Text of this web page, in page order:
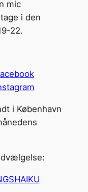
mic
i den
22.
i København